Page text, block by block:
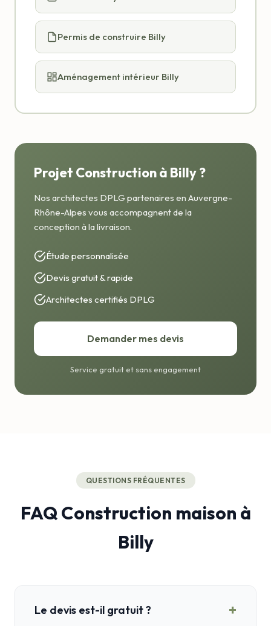
Permis de construire Billy
Aménagement intérieur Billy
Projet Construction à Billy ?
Nos architectes DPLG partenaires en Auvergne-
Rhône-Alpes vous accompagnent de la
conception à la livraison.
Étude personnalisée
Devis gratuit & rapide
Architectes certifiés DPLG
Demander mes devis
Service gratuit et sans engagement
QUESTIONS FRÉQUENTES
FAQ Construction maison à
Billy
Le devis est-il gratuit ? +